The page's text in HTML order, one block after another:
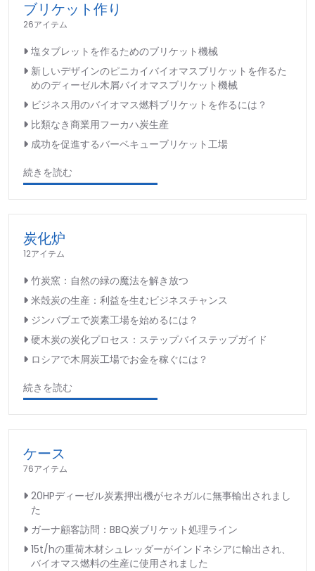
ブリケット作り
26アイテム
塩タブレットを作るためのブリケット機械
新しいデザインのピニカイバイオマスブリケットを作るた
めのディーゼル木屑バイオマスブリケット機械
ビジネス用のバイオマス燃料ブリケットを作るには？
比類なき商業用フーカハ炭生産
成功を促進するバーベキューブリケット工場
続きを読む
炭化炉
12アイテム
竹炭窯：自然の緑の魔法を解き放つ
米殻炭の生産：利益を生むビジネスチャンス
ジンバブエで炭素工場を始めるには？
硬木炭の炭化プロセス：ステップバイステップガイド
ロシアで木屑炭工場でお金を稼ぐには？
続きを読む
ケース
76アイテム
20HPディーゼル炭素押出機がセネガルに無事輸出されまし
た
ガーナ顧客訪問：BBQ炭ブリケット処理ライン
15t/hの重荷木材シュレッダーがインドネシアに輸出され、
バイオマス燃料の生産に使用されました